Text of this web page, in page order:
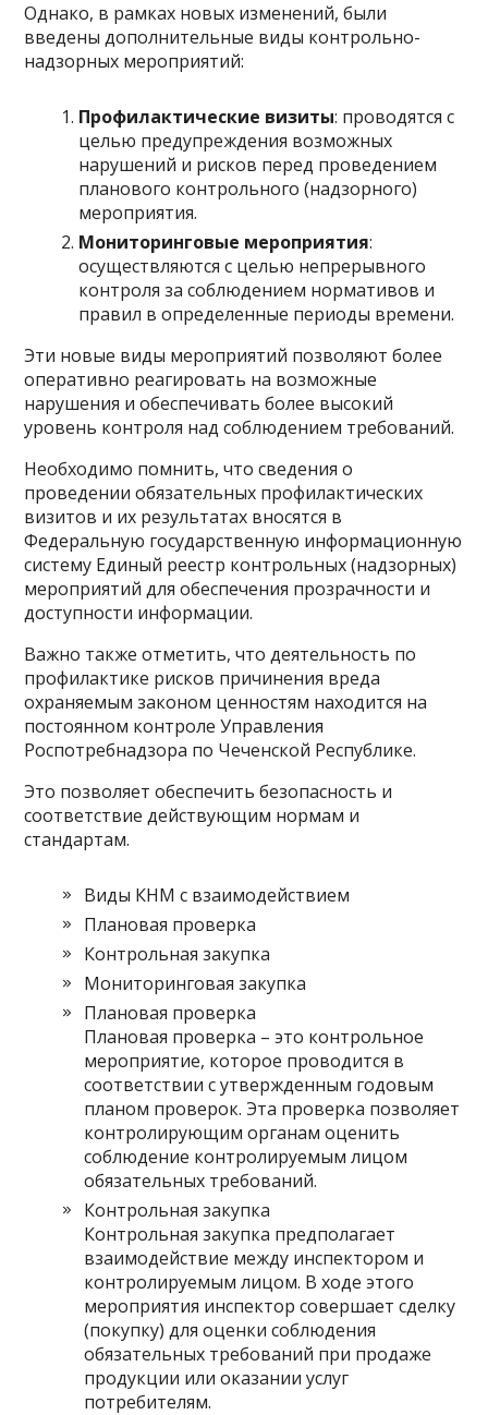
Однако, в рамках новых изменений, были
введены дополнительные виды контрольно-
надзорных мероприятий:
Профилактические визиты: проводятся с
целью предупреждения возможных
нарушений и рисков перед проведением
планового контрольного (надзорного)
мероприятия.
Мониторинговые мероприятия:
осуществляются с целью непрерывного
контроля за соблюдением нормативов и
правил в определенные периоды времени.
Эти новые виды мероприятий позволяют более
оперативно реагировать на возможные
нарушения и обеспечивать более высокий
уровень контроля над соблюдением требований.
Необходимо помнить, что сведения о
проведении обязательных профилактических
визитов и их результатах вносятся в
Федеральную государственную информационную
систему Единый реестр контрольных (надзорных)
мероприятий для обеспечения прозрачности и
доступности информации.
Важно также отметить, что деятельность по
профилактике рисков причинения вреда
охраняемым законом ценностям находится на
постоянном контроле Управления
Роспотребнадзора по Чеченской Республике.
Это позволяет обеспечить безопасность и
соответствие действующим нормам и
стандартам.
Виды КНМ с взаимодействием
Плановая проверка
Контрольная закупка
Мониторинговая закупка
Плановая проверка
Плановая проверка – это контрольное
мероприятие, которое проводится в
соответствии с утвержденным годовым
планом проверок. Эта проверка позволяет
контролирующим органам оценить
соблюдение контролируемым лицом
обязательных требований.
Контрольная закупка
Контрольная закупка предполагает
взаимодействие между инспектором и
контролируемым лицом. В ходе этого
мероприятия инспектор совершает сделку
(покупку) для оценки соблюдения
обязательных требований при продаже
продукции или оказании услуг
потребителям.